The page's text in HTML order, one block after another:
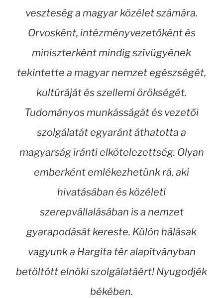
veszteség a magyar közélet számára.
Orvosként, intézményvezetőként és
miniszterként mindig szívügyének
tekintette a magyar nemzet egészségét,
kultúráját és szellemi örökségét.
Tudományos munkásságát és vezetői
szolgálatát egyaránt áthatotta a
magyarság iránti elkötelezettség. Olyan
emberként emlékezhetünk rá, aki
hivatásában és közéleti
szerepvállalásában is a nemzet
gyarapodását kereste. Külön hálásak
vagyunk a Hargita tér alapítványban
betöltött elnöki szolgálatáért! Nyugodjék
békében.